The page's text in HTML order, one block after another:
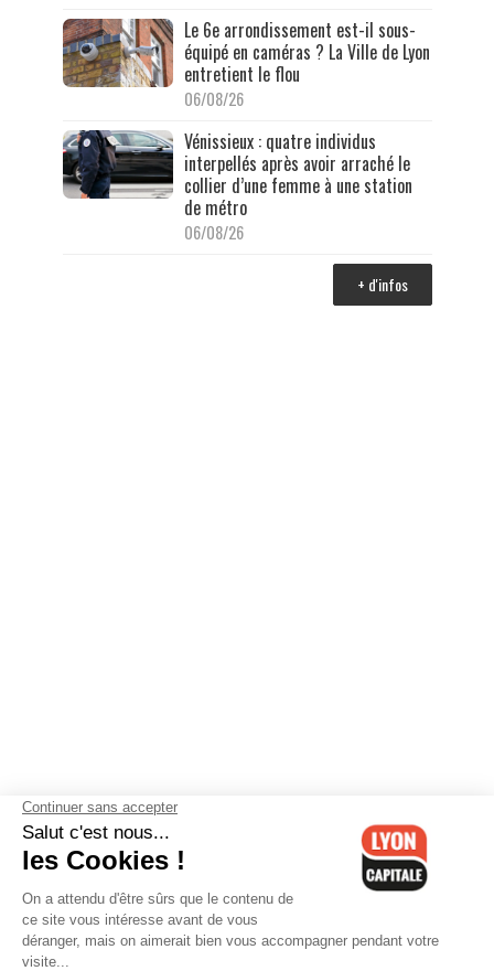
Le 6e arrondissement est-il sous-
équipé en caméras ? La Ville de Lyon
entretient le flou
06/08/26
Vénissieux : quatre individus
interpellés après avoir arraché le
collier d’une femme à une station
de métro
06/08/26
+ d'infos